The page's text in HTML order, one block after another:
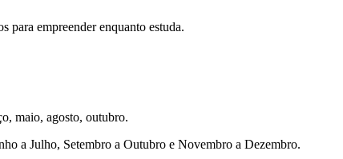
para empreender enquanto estuda.
maio, agosto, outubro.
a Julho, Setembro a Outubro e Novembro a Dezembro.